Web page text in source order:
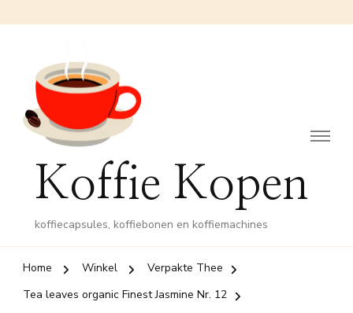
Koffie Kopen
koffiecapsules, koffiebonen en koffiemachines
Home Winkel
Verpakte Thee
Tea leaves organic Finest Jasmine Nr. 12